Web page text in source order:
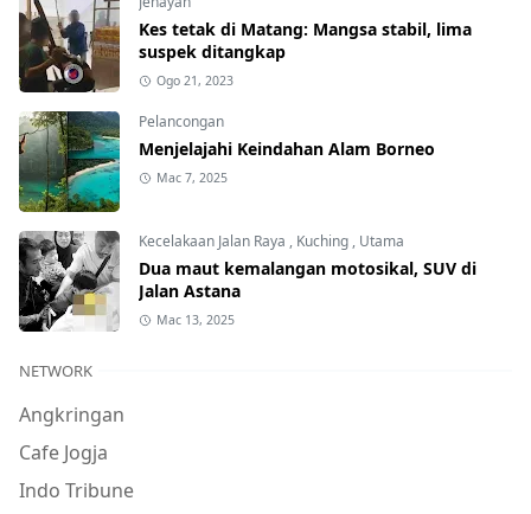
Kes tetak di Matang: Mangsa stabil, lima
suspek ditangkap
Ogo 21, 2023
Pelancongan
Menjelajahi Keindahan Alam Borneo
Mac 7, 2025
Kecelakaan Jalan Raya , Kuching , Utama
Dua maut kemalangan motosikal, SUV di
Jalan Astana
Mac 13, 2025
NETWORK
Angkringan
Cafe Jogja
Indo Tribune